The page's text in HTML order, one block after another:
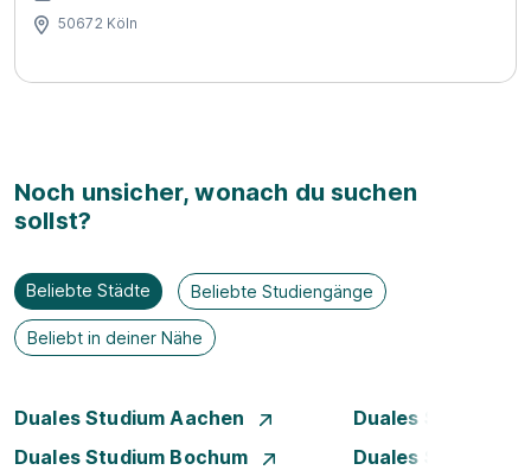
50672 Köln
Noch unsicher, wonach du suchen
sollst?
Beliebte Städte Beliebte Studiengänge
Beliebt in deiner Nähe
Duales Studium Aachen
Duales Studium
Duales Studium Bochum
Duales Studium